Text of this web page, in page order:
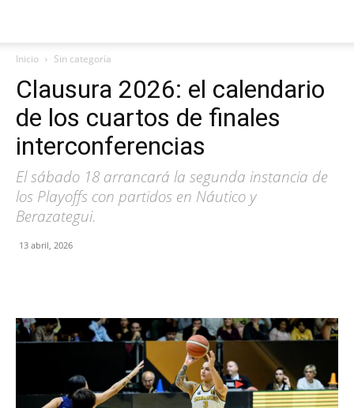
Inicio Sin categoría
Clausura 2026: el calendario
de los cuartos de finales
interconferencias
El sábado 18 arrancará la segunda instancia de
los Playoffs con partidos en Náutico y
Berazategui.
13 abril, 2026